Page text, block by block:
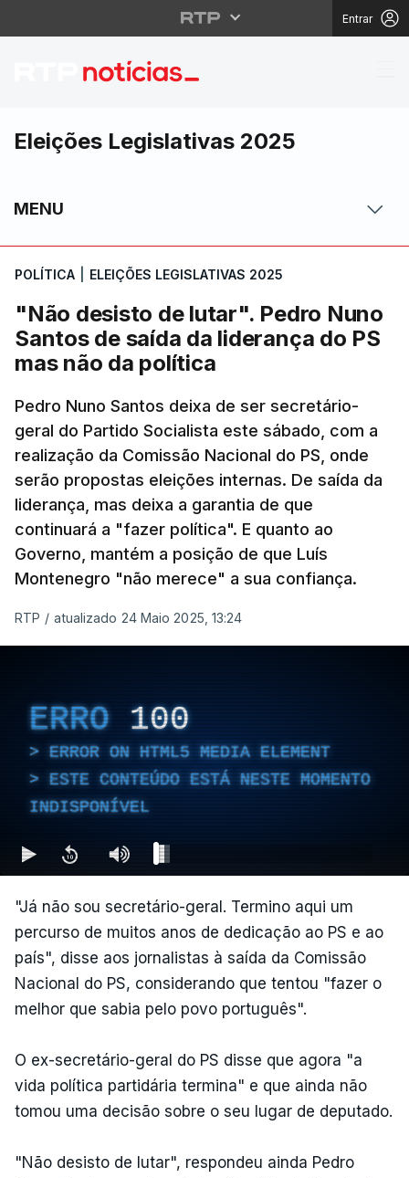
Entrar
"Não desisto de
Eleições Legislativas 2025
MENU
POLÍTICA ELEIÇÕES LEGISLATIVAS 2025
"Não desisto de lutar". Pedro Nuno
Santos de saída da liderança do PS
mas não da política
Pedro Nuno Santos deixa de ser secretário-
geral do Partido Socialista este sábado, com a
realização da Comissão Nacional do PS, onde
serão propostas eleições internas. De saída da
liderança, mas deixa a garantia de que
continuará a "fazer política". E quanto ao
Governo, mantém a posição de que Luís
Montenegro "não merece" a sua confiança.
RTP / atualizado 24 Maio 2025, 13:24
ERRO 100
ERROR ON HTML5 MEDIA ELEMENT
ESTE CONTEÚDO ESTÁ NESTE MOMENTO
INDISPONÍVEL
"Já não sou secretário-geral. Termino aqui um
percurso de muitos anos de dedicação ao PS e ao
país", disse aos jornalistas à saída da Comissão
Nacional do PS, considerando que tentou "fazer o
melhor que sabia pelo povo português".
O ex-secretário-geral do PS disse que agora "a
vida política partidária termina" e que ainda não
tomou uma decisão sobre o seu lugar de deputado.
"Não desisto de lutar", respondeu ainda Pedro